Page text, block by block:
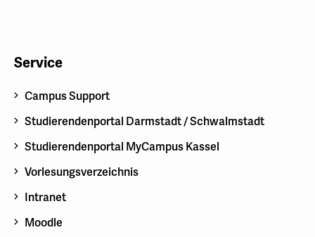
Service
Campus Support
Studierendenportal Darmstadt / Schwalmstadt
Studierendenportal MyCampus Kassel
Vorlesungsverzeichnis
Intranet
Moodle